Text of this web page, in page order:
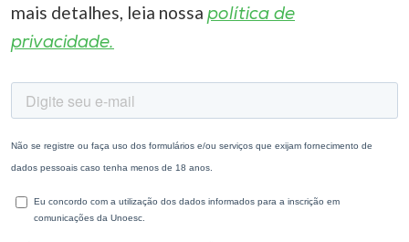
mais detalhes, leia nossa política de
privacidade.